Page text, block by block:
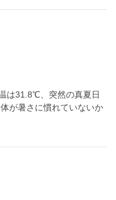
は31.8℃、突然の真夏日
が暑さに慣れていないか